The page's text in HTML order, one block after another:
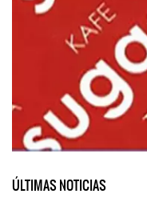
ÚLTIMAS NOTICIAS